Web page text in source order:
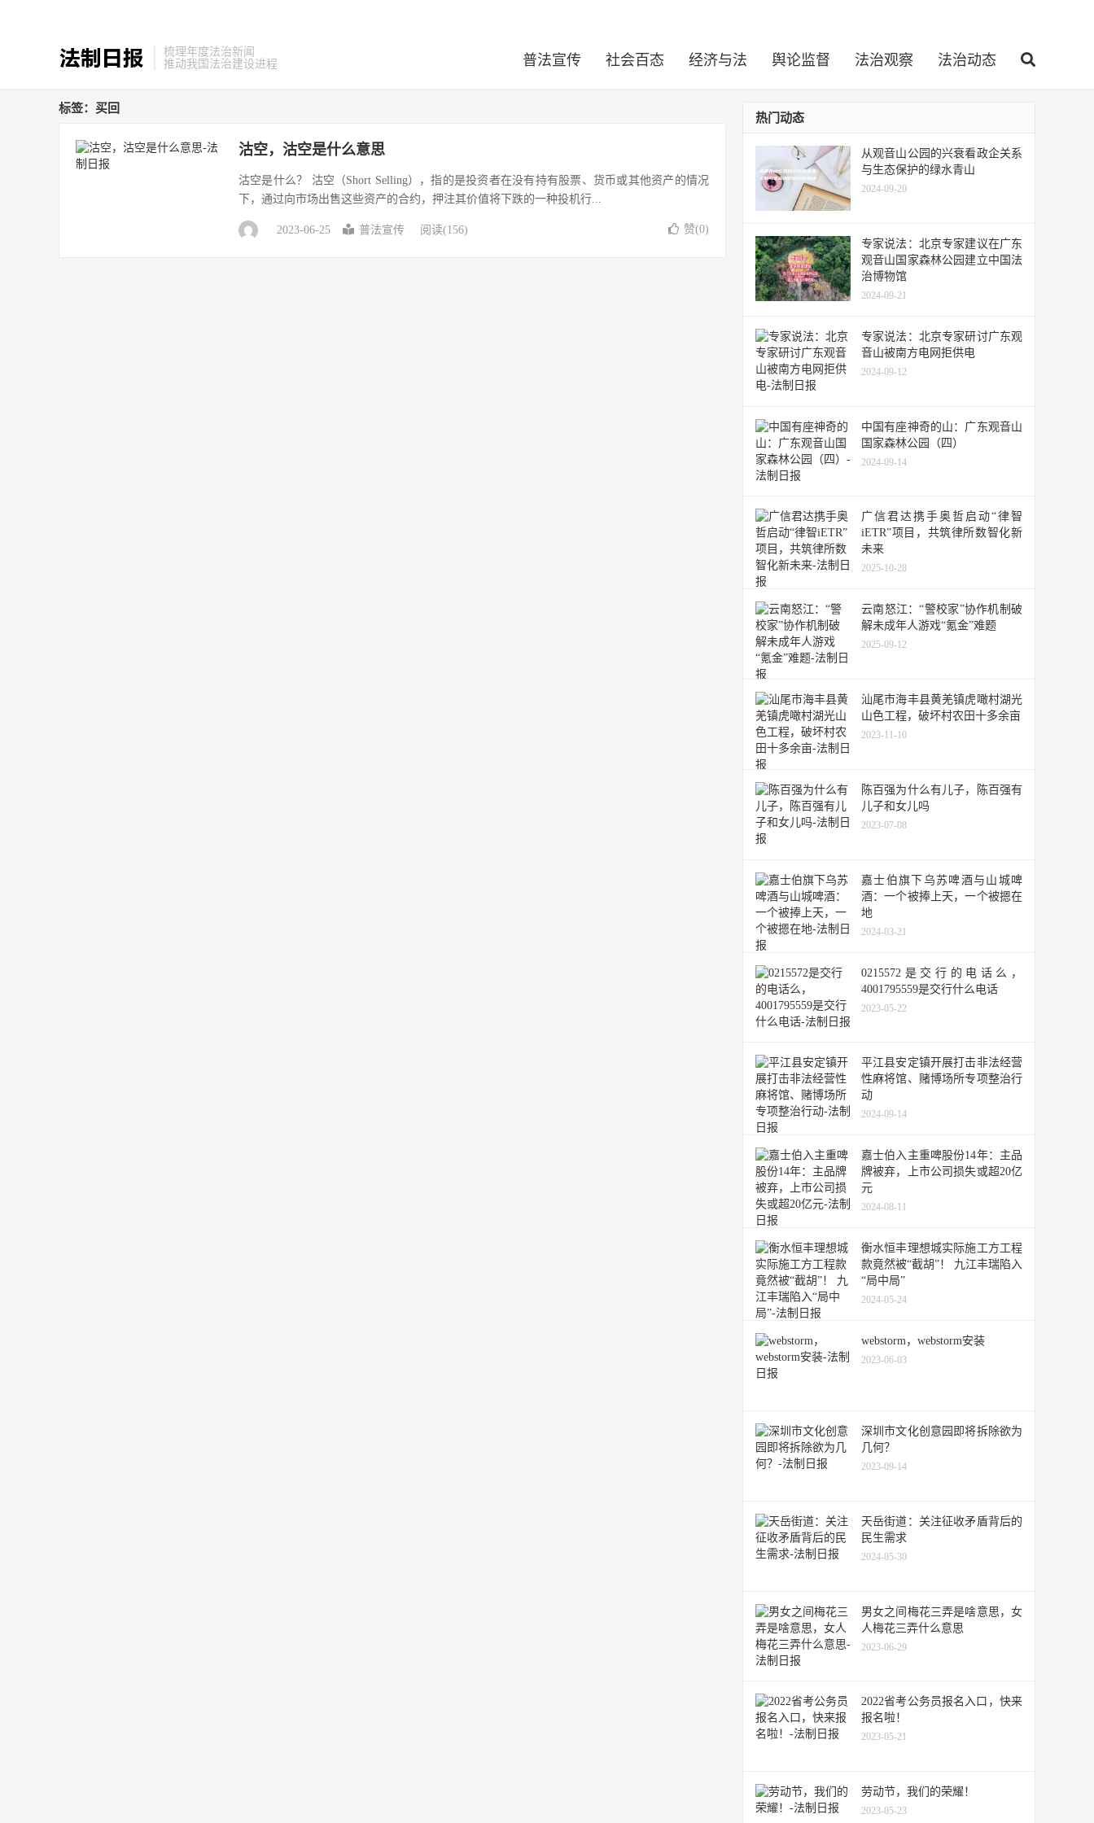
梳理年度法治新闻
推动我国法治建设进程
普法宣传 社会百态 经济与法 舆论监督 法治观察 法治动态
标签：买回
沽空，沽空是什么意思
沽空是什么？ 沽空（Short Selling），指的是投资者在没有持有股票、货币或其他资产的情况
下，通过向市场出售这些资产的合约，押注其价值将下跌的一种投机行...
2023-06-25 普法宣传 阅读(156) 赞(0)
热门动态
从观音山公园的兴衰看政企关系
与生态保护的绿水青山
2024-09-20
专家说法：北京专家建议在广东
观音山国家森林公园建立中国法
治博物馆
2024-09-21
专家说法：北京专家研讨广东观
音山被南方电网拒供电
2024-09-12
中国有座神奇的山：广东观音山
国家森林公园（四）
2024-09-14
广信君达携手奥哲启动“律智
iETR”项目，共筑律所数智化新
未来
2025-10-28
云南怒江：“警校家”协作机制破
解未成年人游戏“氪金”难题
2025-09-12
汕尾市海丰县黄羌镇虎噉村湖光
山色工程，破坏村农田十多余亩
2023-11-10
陈百强为什么有儿子，陈百强有
儿子和女儿吗
2023-07-08
嘉士伯旗下乌苏啤酒与山城啤
酒：一个被捧上天，一个被摁在
地
2024-03-21
0215572是交行的电话么，
4001795559是交行什么电话
2023-05-22
平江县安定镇开展打击非法经营
性麻将馆、赌博场所专项整治行
动
2024-09-14
嘉士伯入主重啤股份14年：主品
牌被弃，上市公司损失或超20亿
元
2024-08-11
衡水恒丰理想城实际施工方工程
款竟然被“截胡”！ 九江丰瑞陷入
“局中局”
2024-05-24
webstorm，webstorm安装
2023-06-03
深圳市文化创意园即将拆除欲为
几何？
2023-09-14
天岳街道：关注征收矛盾背后的
民生需求
2024-05-30
男女之间梅花三弄是啥意思，女
人梅花三弄什么意思
2023-06-29
2022省考公务员报名入口，快来
报名啦！
2023-05-21
劳动节，我们的荣耀！
2023-05-23